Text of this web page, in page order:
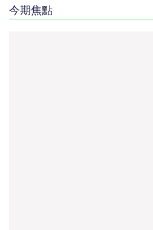
今期焦點